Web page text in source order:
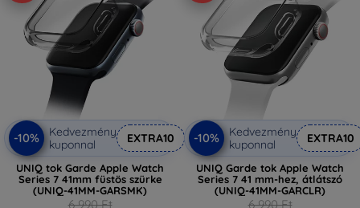
-10%
Kedvezmény
kuponnal
EXTRA10
UNIQ tok Garde Apple Watch
Series 7 41mm füstös szürke
(UNIQ-41MM-GARSMK)
6 990 Ft
-10%
Kedvezmény
kuponnal
EXTRA10
UNIQ Garde tok Apple Watch
Series 7 41 mm-hez, átlátszó
(UNIQ-41MM-GARCLR)
6 990 Ft